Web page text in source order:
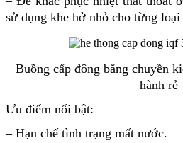
sử dụng khe hở nhỏ cho từng loại
Buồng cấp đông băng chuyền
hành rẻ
Ưu điểm nổi bật:
– Hạn chế tình trạng mất nước.